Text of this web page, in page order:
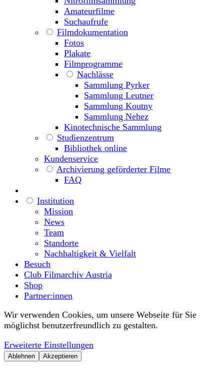
Amateurfilme
Suchaufrufe
Filmdokumentation
Fotos
Plakate
Filmprogramme
Nachlässe
Sammlung Pyrker
Sammlung Leutner
Sammlung Koutny
Sammlung Nehez
Kinotechnische Sammlung
Studienzentrum
Bibliothek online
Kundenservice
Archivierung geförderter Filme
FAQ
Institution
Mission
News
Team
Standorte
Nachhaltigkeit & Vielfalt
Besuch
Club Filmarchiv Austria
Shop
Partner:innen
Wir verwenden Cookies, um unsere Webseite für Sie
möglichst benutzerfreundlich zu gestalten.
Erweiterte Einstellungen
Ablehnen Akzeptieren